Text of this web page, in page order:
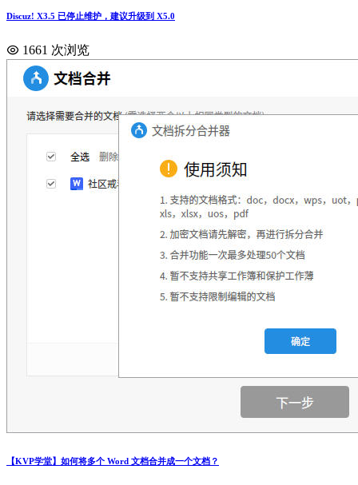
Discuz! X3.5 已停止维护，建议升级到 X5.0
1661 次浏览
【KVP学堂】如何将多个 Word 文档合并成一个文档？